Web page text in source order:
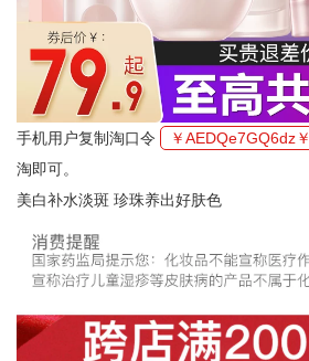
手机用户复制淘口令 ￥AEDQe7GQ6dz￥
淘即可。
美白补水淡斑 珍珠养出好肤色